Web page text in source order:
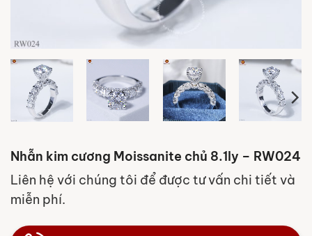
Nhẫn kim cương Moissanite chủ 8.1ly – RW024
Liên hệ với chúng tôi để được tư vấn chi tiết và
miễn phí.